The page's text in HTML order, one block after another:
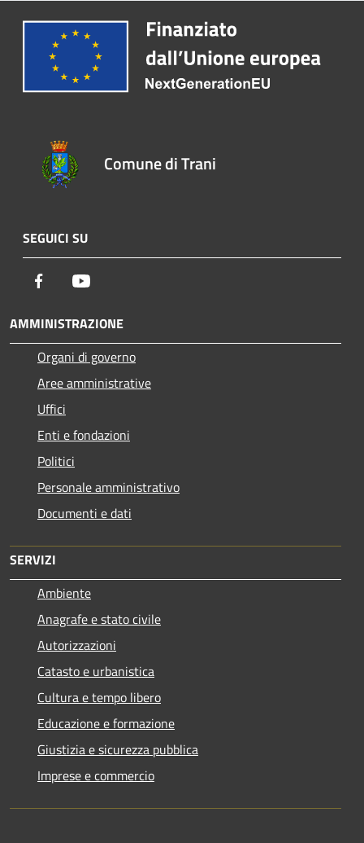
Comune di Trani
SEGUICI SU
Facebook
AMMINISTRAZIONE
Organi di governo
Aree amministrative
Uffici
Enti e fondazioni
Politici
Personale amministrativo
Documenti e dati
SERVIZI
Ambiente
Anagrafe e stato civile
Autorizzazioni
Catasto e urbanistica
Cultura e tempo libero
Educazione e formazione
Giustizia e sicurezza pubblica
Imprese e commercio